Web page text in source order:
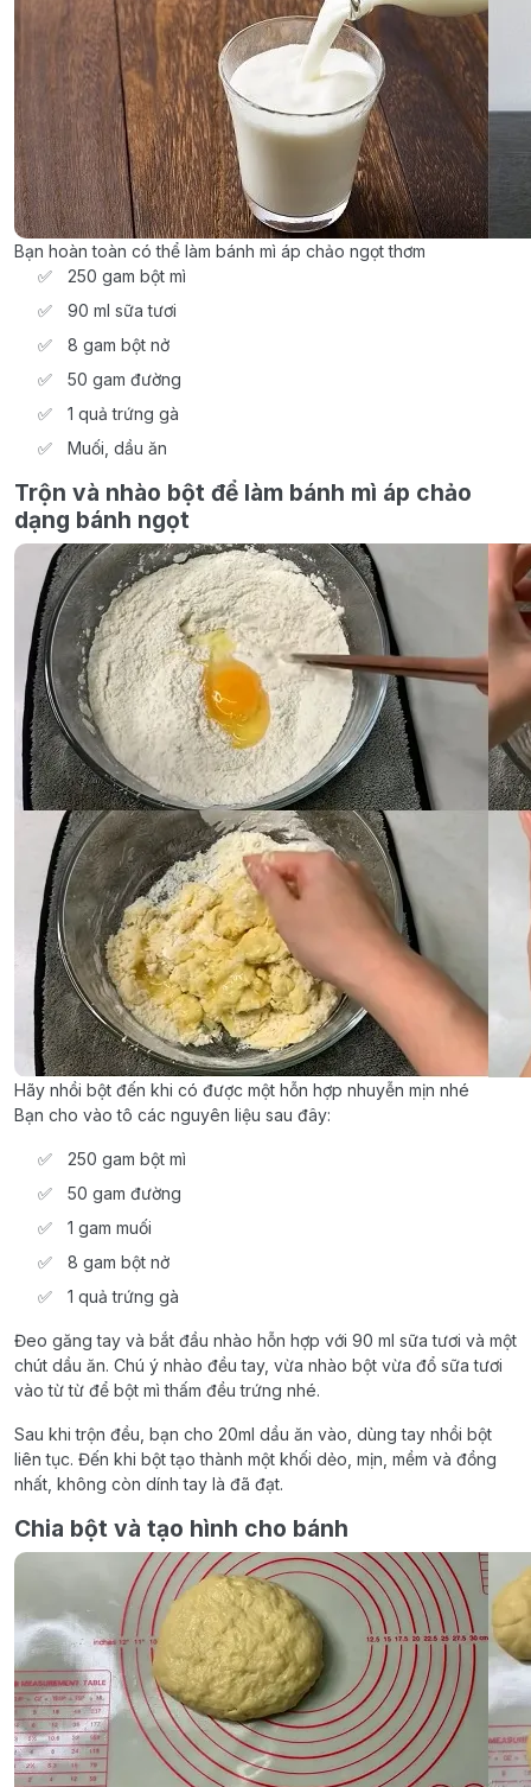
Bạn hoàn toàn có thể làm bánh mì áp chảo ngọt thơm
250 gam bột mì
90 ml sữa tươi
8 gam bột nở
50 gam đường
1 quả trứng gà
Muối, dầu ăn
Trộn và nhào bột để làm bánh mì áp chảo
dạng bánh ngọt
Hãy nhồi bột đến khi có được một hỗn hợp nhuyễn mịn nhé
Bạn cho vào tô các nguyên liệu sau đây:
250 gam bột mì
50 gam đường
1 gam muối
8 gam bột nở
1 quả trứng gà
Đeo găng tay và bắt đầu nhào hỗn hợp với 90 ml sữa tươi và một
chút dầu ăn. Chú ý nhào đều tay, vừa nhào bột vừa đổ sữa tươi
vào từ từ để bột mì thấm đều trứng nhé.
Sau khi trộn đều, bạn cho 20ml dầu ăn vào, dùng tay nhồi bột
liên tục. Đến khi bột tạo thành một khối dẻo, mịn, mềm và đồng
nhất, không còn dính tay là đã đạt.
Chia bột và tạo hình cho bánh